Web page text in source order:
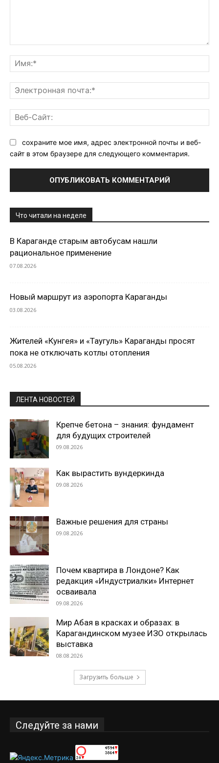
сохраните мое имя, адрес электронной почты и веб-
сайт в этом браузере для следующего комментария.
Что читали на неделе
В Караганде старым автобусам нашли
рациональное применение
07.08.2026
Новый маршрут из аэропорта Караганды
03.08.2026
Жителей «Кунгея» и «Таугуль» Караганды просят
пока не отключать котлы отопления
05.08.2026
ЛЕНТА НОВОСТЕЙ
Крепче бетона – знания: фундамент
для будущих строителей
09.08.2026
Как вырастить вундеркинда
09.08.2026
Важные решения для страны
09.08.2026
Почем квартира в Лондоне? Как
редакция «Индустриалки» Интернет
осваивала
09.08.2026
Мир Абая в красках и образах: в
Карагандинском музее ИЗО открылась
выставка
08.08.2026
Загрузить больше
Следуйте за нами